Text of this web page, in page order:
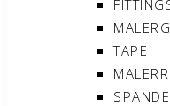
TAPE